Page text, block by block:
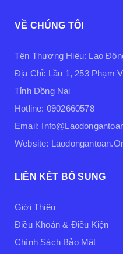
VỀ CHÚNG TÔI
Tên Thương Hiệu: Lao
Địa Chỉ: Lầu 1, 253 Phạm
Tỉnh Đồng Nai
Hotline: 0902660578
Email:
Website:
LIÊN KẾT BỔ SUNG
Giới Thiệu
Điều Khoản & Điều Kiện
Chính Sách Bảo Mật